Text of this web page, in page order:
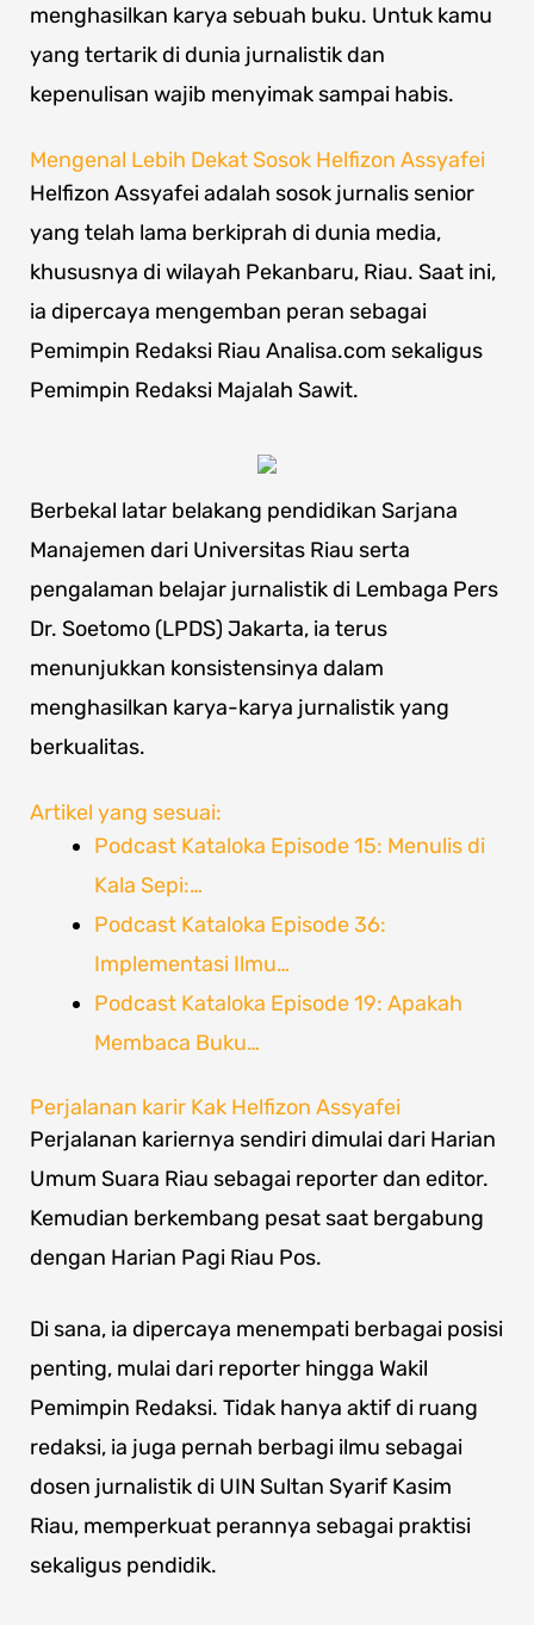
menghasilkan karya sebuah buku. Untuk kamu
yang tertarik di dunia jurnalistik dan
kepenulisan wajib menyimak sampai habis.
Mengenal Lebih Dekat Sosok Helfizon Assyafei
Helfizon Assyafei adalah sosok jurnalis senior
yang telah lama berkiprah di dunia media,
khususnya di wilayah Pekanbaru, Riau. Saat ini,
ia dipercaya mengemban peran sebagai
Pemimpin Redaksi Riau Analisa.com sekaligus
Pemimpin Redaksi Majalah Sawit.
Berbekal latar belakang pendidikan Sarjana
Manajemen dari Universitas Riau serta
pengalaman belajar jurnalistik di Lembaga Pers
Dr. Soetomo (LPDS) Jakarta, ia terus
menunjukkan konsistensinya dalam
menghasilkan karya-karya jurnalistik yang
berkualitas.
Artikel yang sesuai:
Podcast Kataloka Episode 15: Menulis di
Kala Sepi:…
Podcast Kataloka Episode 36:
Implementasi Ilmu…
Podcast Kataloka Episode 19: Apakah
Membaca Buku…
Perjalanan karir Kak Helfizon Assyafei
Perjalanan kariernya sendiri dimulai dari Harian
Umum Suara Riau sebagai reporter dan editor.
Kemudian berkembang pesat saat bergabung
dengan Harian Pagi Riau Pos.
Di sana, ia dipercaya menempati berbagai posisi
penting, mulai dari reporter hingga Wakil
Pemimpin Redaksi. Tidak hanya aktif di ruang
redaksi, ia juga pernah berbagi ilmu sebagai
dosen jurnalistik di UIN Sultan Syarif Kasim
Riau, memperkuat perannya sebagai praktisi
sekaligus pendidik.